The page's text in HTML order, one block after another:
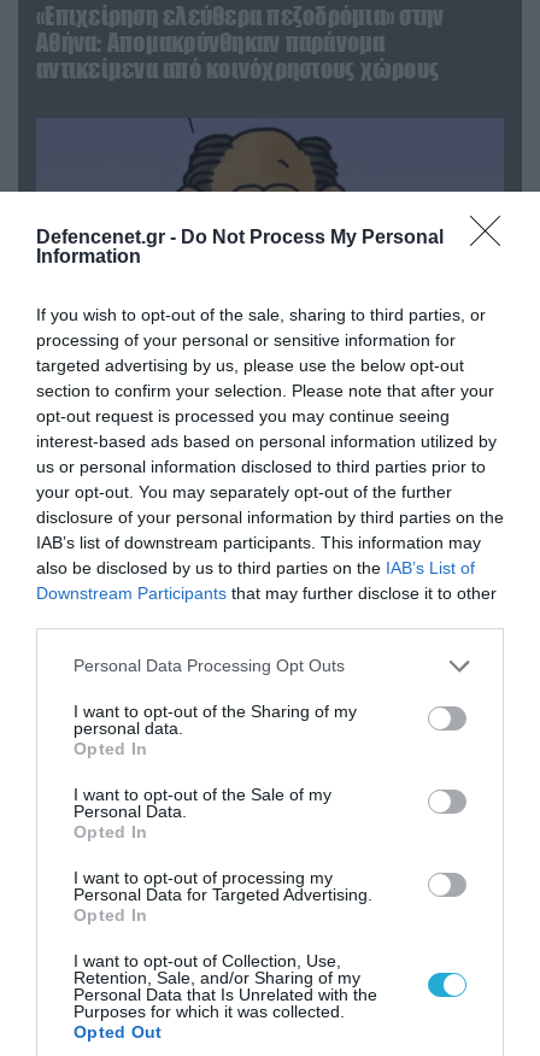
Defencenet.gr - Do Not Process My Personal
Information
If you wish to opt-out of the sale, sharing to third parties, or
processing of your personal or sensitive information for
targeted advertising by us, please use the below opt-out
section to confirm your selection. Please note that after your
opt-out request is processed you may continue seeing
interest-based ads based on personal information utilized by
us or personal information disclosed to third parties prior to
your opt-out. You may separately opt-out of the further
disclosure of your personal information by third parties on the
IAB’s list of downstream participants. This information may
also be disclosed by us to third parties on the IAB’s List of
Downstream Participants that may further disclose it to other
Please note that this website/app uses one or more Google
not limited to your visit or usage behaviour. You may click to
grant or deny consent to Google and its third-party tags to
use your data for below specified purposes in below Google
consent section.
Personal Data Processing Opt Outs
I want to opt-out of the Sharing of my
personal data.
Opted In
I want to opt-out of the Sale of my
Personal Data.
Opted In
I want to opt-out of processing my
Personal Data for Targeted Advertising.
Opted In
I want to opt-out of Collection, Use,
Retention, Sale, and/or Sharing of my
Personal Data that Is Unrelated with the
Purposes for which it was collected.
Opted Out
«Επιχείρηση ελεύθερα πεζοδρόμια» στην
Αθήνα: Απομακρύνθηκαν παράνομα
αντικείμενα από κοινόχρηστους χώρους
06.08.2026 | 09:03
«Οι εντελώς αθώοι»: Η ανάρτηση του Αρκά για
τα ζώα που χάθηκαν στις πυρκαγιές της
Αττικής (φωτο)
04.08.2026 | 15:02
Αυτή την ώρα το τελευταίο «αντίο» στον πρώην
υπουργό Ι.Βαρβιτσιώτη (φωτο)